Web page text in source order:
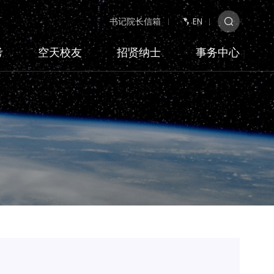
书记院长信箱 EN
空天校友 招贤纳士 事务中心